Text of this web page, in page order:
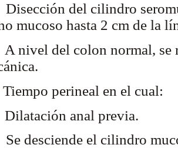
del cilindro
mucoso hasta 2 cm de la
nivel del colon normal, se
Tiempo perineal en el cual:
anal previa.
desciende el cilindro